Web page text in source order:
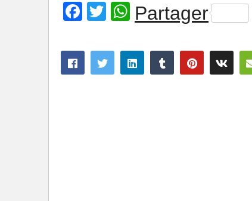
Facebook
Twitter
WhatsApp
Partager